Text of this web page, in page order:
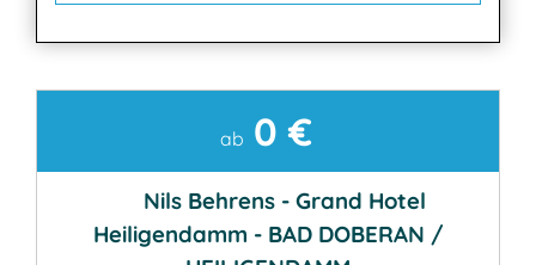
ab 0 €
Nils Behrens - Grand Hotel
Heiligendamm - BAD DOBERAN /